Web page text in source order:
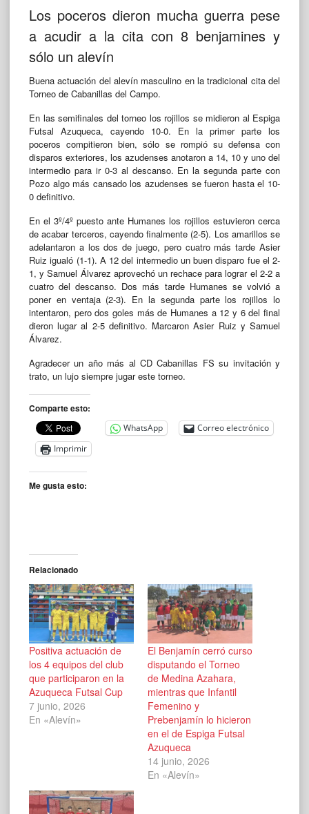
Los poceros dieron mucha guerra pese
a acudir a la cita con 8 benjamines y
sólo un alevín
Buena actuación del alevín masculino en la tradicional cita del
Torneo de Cabanillas del Campo.
En las semifinales del torneo los rojillos se midieron al Espiga
Futsal Azuqueca, cayendo 10-0. En la primer parte los
poceros compitieron bien, sólo se rompió su defensa con
disparos exteriores, los azudenses anotaron a 14, 10 y uno del
intermedio para ir 0-3 al descanso. En la segunda parte con
Pozo algo más cansado los azudenses se fueron hasta el 10-
0 definitivo.
En el 3º/4º puesto ante Humanes los rojillos estuvieron cerca
de acabar terceros, cayendo finalmente (2-5). Los amarillos se
adelantaron a los dos de juego, pero cuatro más tarde Asier
Ruiz igualó (1-1). A 12 del intermedio un buen disparo fue el 2-
1, y Samuel Álvarez aprovechó un rechace para lograr el 2-2 a
cuatro del descanso. Dos más tarde Humanes se volvió a
poner en ventaja (2-3). En la segunda parte los rojillos lo
intentaron, pero dos goles más de Humanes a 12 y 6 del final
dieron lugar al 2-5 definitivo. Marcaron Asier Ruiz y Samuel
Álvarez.
Agradecer un año más al CD Cabanillas FS su invitación y
trato, un lujo siempre jugar este torneo.
Comparte esto:
WhatsApp
Correo electrónico
Imprimir
Me gusta esto:
Relacionado
Positiva actuación de
los 4 equipos del club
que participaron en la
Azuqueca Futsal Cup
7 junio, 2026
En «Alevín»
El Benjamín cerró curso
disputando el Torneo
de Medina Azahara,
mientras que Infantil
Femenino y
Prebenjamín lo hicieron
en el de Espiga Futsal
Azuqueca
14 junio, 2026
En «Alevín»